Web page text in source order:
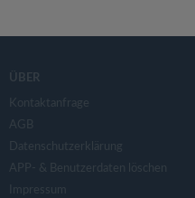
ÜBER
Kontaktanfrage
AGB
Datenschutzerklärung
APP- & Benutzerdaten löschen
Impressum